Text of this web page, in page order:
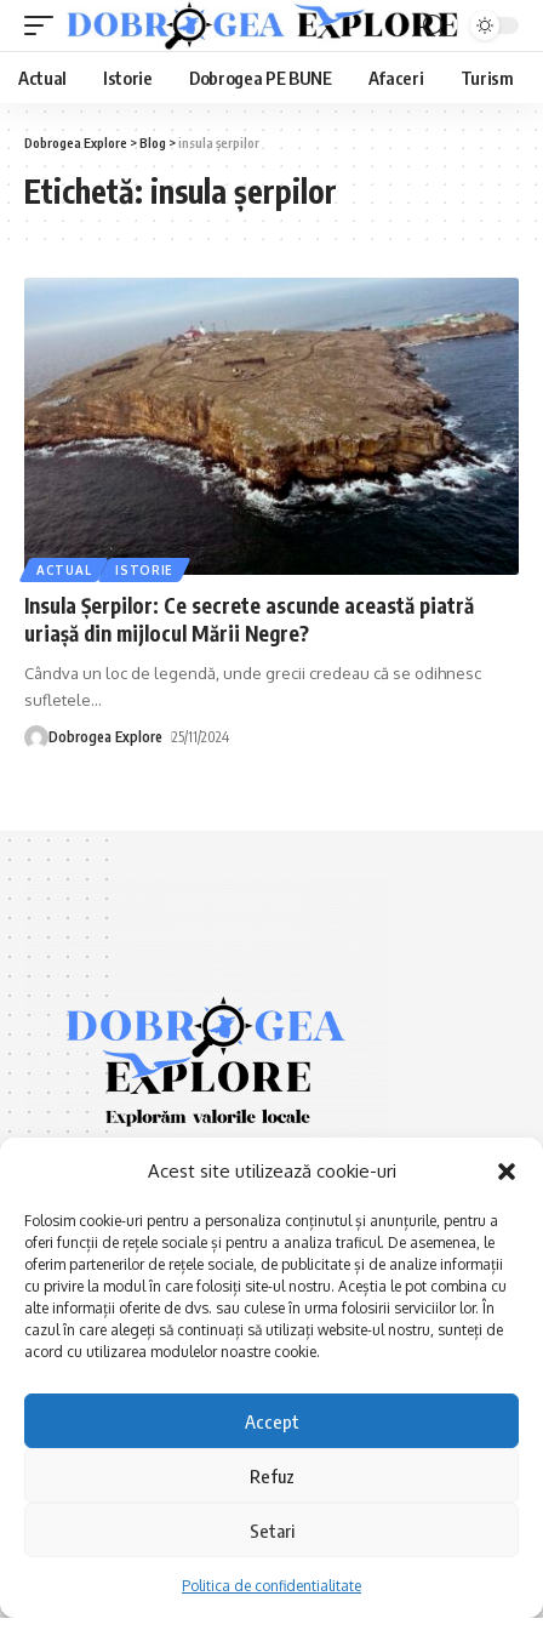
Acest site utilizează cookie-uri
Folosim cookie-uri pentru a personaliza conținutul și anunțurile, pentru a
oferi funcții de rețele sociale și pentru a analiza traficul. De asemenea, le
oferim partenerilor de rețele sociale, de publicitate și de analize informații
cu privire la modul în care folosiți site-ul nostru. Aceștia le pot combina cu
alte informații oferite de dvs. sau culese în urma folosirii serviciilor lor. În
cazul în care alegeți să continuați să utilizați website-ul nostru, sunteți de
acord cu utilizarea modulelor noastre cookie.
Accept
Refuz
Setari
Politica de confidentialitate
Actual Istorie Dobrogea PE BUNE Afaceri Turism
Dobrogea Explore >Blog >insula șerpilor
Etichetă: insula șerpilor
ACTUAL ISTORIE
Insula Șerpilor: Ce secrete ascunde această piatră
uriașă din mijlocul Mării Negre?
Cândva un loc de legendă, unde grecii credeau că se odihnesc
sufletele…
Dobrogea Explore 25/11/2024
E xplorăm Dobrogea,
Explorăm valorile locale:
Deltă, Litoral, cele mai mari
biserici și mănăstiri, cele mai
FRUMOASE POVEȘTI.
Afaceri și meșteșuguri
Actualitate